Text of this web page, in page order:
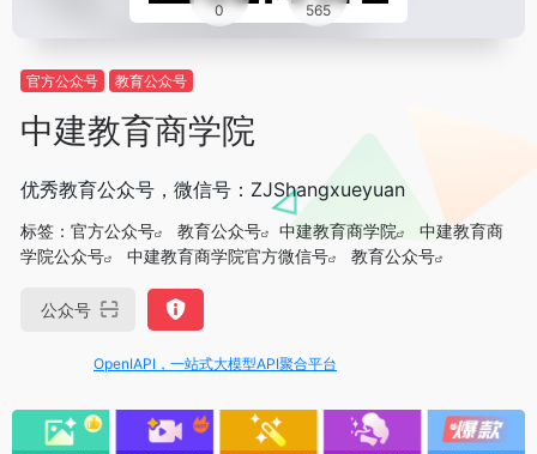
0 565
官方公众号 教育公众号
中建教育商学院
优秀教育公众号，微信号：ZJShangxueyuan
标签： 官方公众号 教育公众号 中建教育商学院
中建教育商
学院公众号
中建教育商学院官方微信号 教育公众号
公众号
OpenIAPI，一站式大模型API聚合平台